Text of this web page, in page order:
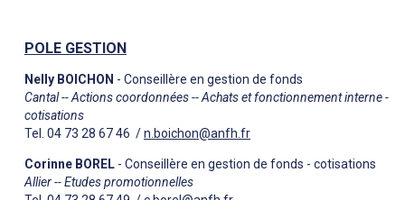
POLE GESTION
Nelly BOICHON - Conseillère en gestion de fonds
Cantal -- Actions coordonnées -- Achats et fonctionnement interne -
cotisations
Tel. 04 73 28 67 46 /n.boichon@anfh.fr
Corinne BOREL - Conseillère en gestion de fonds - cotisations
Allier -- Etudes promotionnelles